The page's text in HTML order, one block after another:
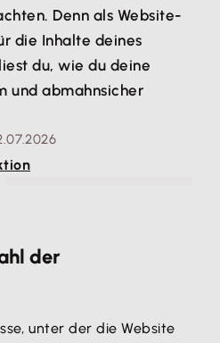
Denn als Website-
die Inhalte deines
du, wie du deine
und abmahnsicher
© SFIO CRACHO - stock.adobe.com
der
unter der die Website